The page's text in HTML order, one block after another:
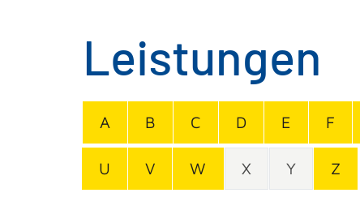
Leistungen
A B C D E F
U V W X Y Z